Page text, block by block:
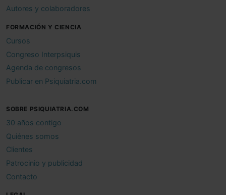
Autores y colaboradores
FORMACIÓN Y CIENCIA
Cursos
Congreso Interpsiquis
Agenda de congresos
Publicar en Psiquiatria.com
SOBRE PSIQUIATRIA.COM
30 años contigo
Quiénes somos
Clientes
Patrocinio y publicidad
Contacto